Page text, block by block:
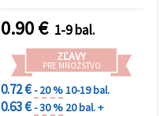
0.90€ 1-9 bal.
ZĽAVY
PRE MNOŽSTVO
0.72 €- 20 %10-19 bal.
0.63 €- 30 % 20 bal. +